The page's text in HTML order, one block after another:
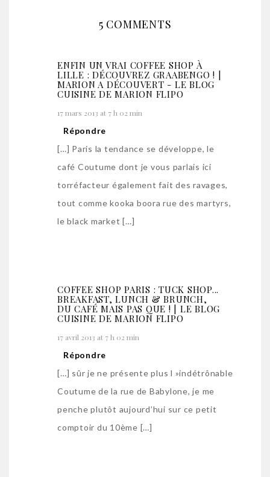
5 COMMENTS
ENFIN UN VRAI COFFEE SHOP À
LILLE : DÉCOUVREZ GRAABENGO ! |
MARION A DÉCOUVERT - LE BLOG
CUISINE DE MARION FLIPO
17 mars 2013 at 7 h 02 min
Répondre
[…] Paris la tendance se développe, le
café Coutume dont je vous parlais ici
torréfacteur également fait des ravages,
tout comme kooka boora rue des martyrs,
le black market […]
COFFEE SHOP PARIS : TUCK SHOP...
BREAKFAST, LUNCH & BRUNCH,
DU CAFÉ MAIS PAS QUE ! | LE BLOG
CUISINE DE MARION FLIPO
17 avril 2013 at 7 h 02 min
Répondre
[…] sûr je ne présente plus l »indétrônable
Coutume de la rue de Babylone, je me
penche plutôt aujourd’hui sur ce petit
comptoir du 10ème […]